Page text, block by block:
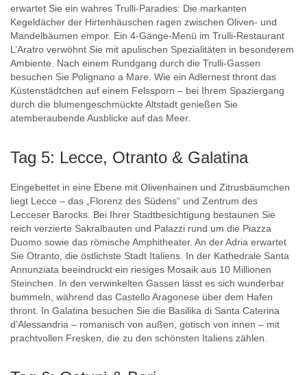
erwartet Sie ein wahres Trulli-Paradies: Die markanten
Kegeldächer der Hirtenhäuschen ragen zwischen Oliven- und
Mandelbäumen empor. Ein 4-Gänge-Menü im Trulli-Restaurant
L’Aratro verwöhnt Sie mit apulischen Spezialitäten in besonderem
Ambiente. Nach einem Rundgang durch die Trulli-Gassen
besuchen Sie Polignano a Mare. Wie ein Adlernest thront das
Küstenstädtchen auf einem Felssporn – bei Ihrem Spaziergang
durch die blumengeschmückte Altstadt genießen Sie
atemberaubende Ausblicke auf das Meer.
Tag 5: Lecce, Otranto & Galatina
Eingebettet in eine Ebene mit Olivenhainen und Zitrusbäumchen
liegt Lecce – das „Florenz des Südens“ und Zentrum des
Lecceser Barocks. Bei Ihrer Stadtbesichtigung bestaunen Sie
reich verzierte Sakralbauten und Palazzi rund um die Piazza
Duomo sowie das römische Amphitheater. An der Adria erwartet
Sie Otranto, die östlichste Stadt Italiens. In der Kathedrale Santa
Annunziata beeindruckt ein riesiges Mosaik aus 10 Millionen
Steinchen. In den verwinkelten Gassen lässt es sich wunderbar
bummeln, während das Castello Aragonese über dem Hafen
thront. In Galatina besuchen Sie die Basilika di Santa Caterina
d’Alessandria – romanisch von außen, gotisch von innen – mit
prachtvollen Fresken, die zu den schönsten Italiens zählen.